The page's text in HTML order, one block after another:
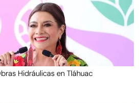
Hidráulicas en Tláhuac